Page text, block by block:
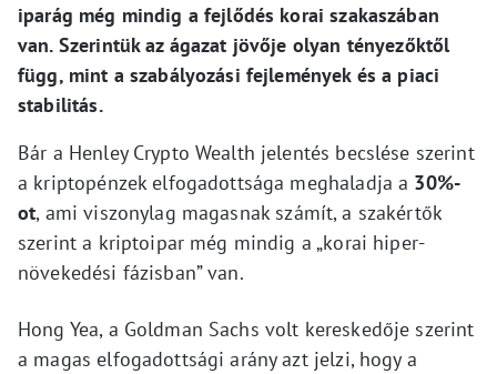
iparág még mindig a fejlődés korai szakaszában
van. Szerintük az ágazat jövője olyan tényezőktől
függ, mint a szabályozási fejlemények és a piaci
stabilitás.
Bár a Henley Crypto Wealth jelentés becslése szerint
a kriptopénzek elfogadottsága meghaladja a 30%-
ot, ami viszonylag magasnak számít, a szakértők
szerint a kriptoipar még mindig a „korai hiper-
növekedési fázisban” van.
Hong Yea, a Goldman Sachs volt kereskedője szerint
a magas elfogadottsági arány azt jelzi, hogy a